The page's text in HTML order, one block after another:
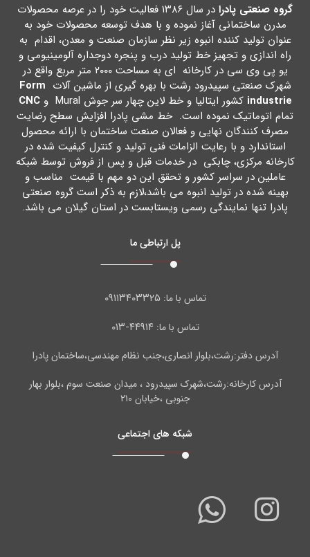
گروه صنعتی پادرا
در سال ۱۳۸۶ فعالیت خود را در عرصه محصولات
مدرن ساختمانی آغاز نموده و با هدف توسعه محصولات خود به
عنوان تولید کننده انبوه زیر نظر سازمان صنعت و معدن، اقدام به
راه اندازي و تجهیز خط تولید درب و پنجره دوجداره آلومینیومی و
یو پی وي سی در کارخانه اي به مساحت ۲۰۰۰ متر مربع واقع در
شهرك صنعتی سپیدرود رشت با بهره گیري از ماشین آلات Form
industrie کشور ایتالیا و خط لاین چهار سر جوش Mural و
CNC
تمام اتوماتیک نموده است. خط مشی پادرا افزایش سطح رضایت
مصرف کنندگان نهایی و فعالان صنعت ساختمان با ارائه محصول
استاندارد و با رعایت الزامات فنی تولید و کنترل کیفیت شده در
کارخانه مرکزي، چابکی در خدمات قبل و پس از فروش توسط شبکه
عاملین در سراسر کشور و تحقق این دو مهم با قیمت مناسب و
بهینه شده در تولید انبوه می باشد،لازم به ذکر است گروه صنعتی
پادرا تنها نمایندگی رسمی ویستابست در استان گیلان می باشد.
پل ارتباطی ما
تماس با ما:۰۹۱۱۳۴۰۳۳۲۵
تماس با ما: ۴۴۹۱۴-۰۱۳
آدرس دفتر:رشت،بلوار انصاری،جنب نظام مهندسی،ساختمان پادرا
آدرس کارخانه:رشت،شهرک سپیدرود ، میدان صنعت سوم ،بلوار بهار
جنوبی ،خیابان ۲۱۰
شبکه های اجتماعی